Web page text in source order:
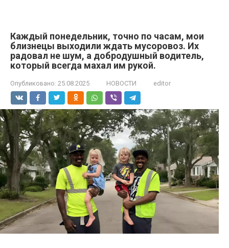
Каждый понедельник, точно по часам, мои
близнецы выходили ждать мусоровоз. Их
радовал не шум, а добродушный водитель,
который всегда махал им рукой.
Опубликовано: 25.08.2025 НОВОСТИ editor